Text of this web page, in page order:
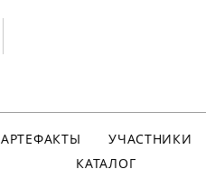
АРТЕФАКТЫ
УЧАСТНИКИ
КАТАЛОГ